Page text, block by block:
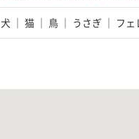
犬 猫 鳥 うさぎ フェ